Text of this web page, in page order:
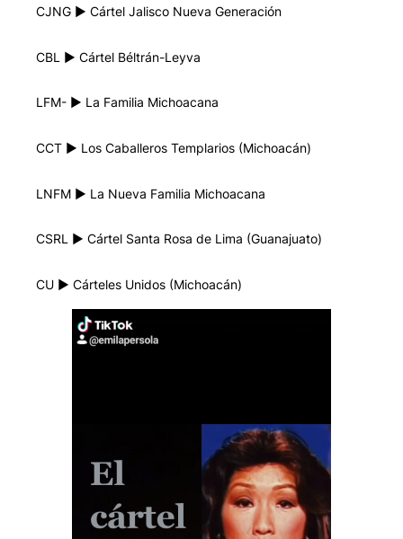
CJNG ▶︎ Cártel Jalisco Nueva Generación
CBL ▶︎ Cártel Béltrán-Leyva
LFM- ▶︎ La Familia Michoacana
CCT ▶︎ Los Caballeros Templarios (Michoacán)
LNFM ▶︎ La Nueva Familia Michoacana
CSRL ▶︎ Cártel Santa Rosa de Lima (Guanajuato)
CU ▶︎ Cárteles Unidos (Michoacán)